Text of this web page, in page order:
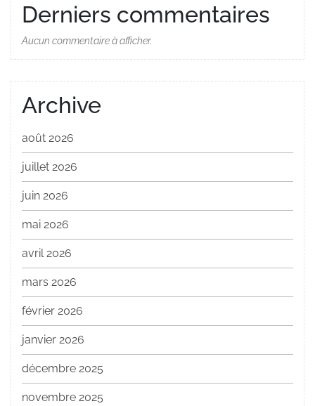
Derniers commentaires
Aucun commentaire à afficher.
Archive
août 2026
juillet 2026
juin 2026
mai 2026
avril 2026
mars 2026
février 2026
janvier 2026
décembre 2025
novembre 2025